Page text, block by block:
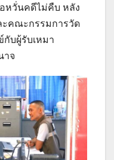
หวั่นคดีไม่คืบ หลัง
ะคณะกรรมการวัด
กับผู้รับเหมา
าจ